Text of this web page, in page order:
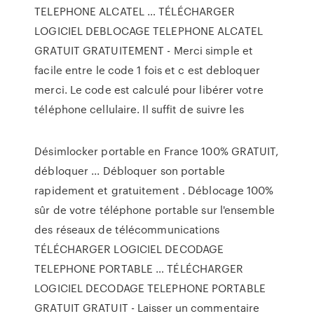
TELEPHONE ALCATEL … TÉLÉCHARGER
LOGICIEL DEBLOCAGE TELEPHONE ALCATEL
GRATUIT GRATUITEMENT - Merci simple et
facile entre le code 1 fois et c est debloquer
merci. Le code est calculé pour libérer votre
téléphone cellulaire. Il suffit de suivre les
Désimlocker portable en France 100% GRATUIT,
débloquer ... Débloquer son portable
rapidement et gratuitement . Déblocage 100%
sûr de votre téléphone portable sur l'ensemble
des réseaux de télécommunications
TÉLÉCHARGER LOGICIEL DECODAGE
TELEPHONE PORTABLE … TÉLÉCHARGER
LOGICIEL DECODAGE TELEPHONE PORTABLE
GRATUIT GRATUIT - Laisser un commentaire